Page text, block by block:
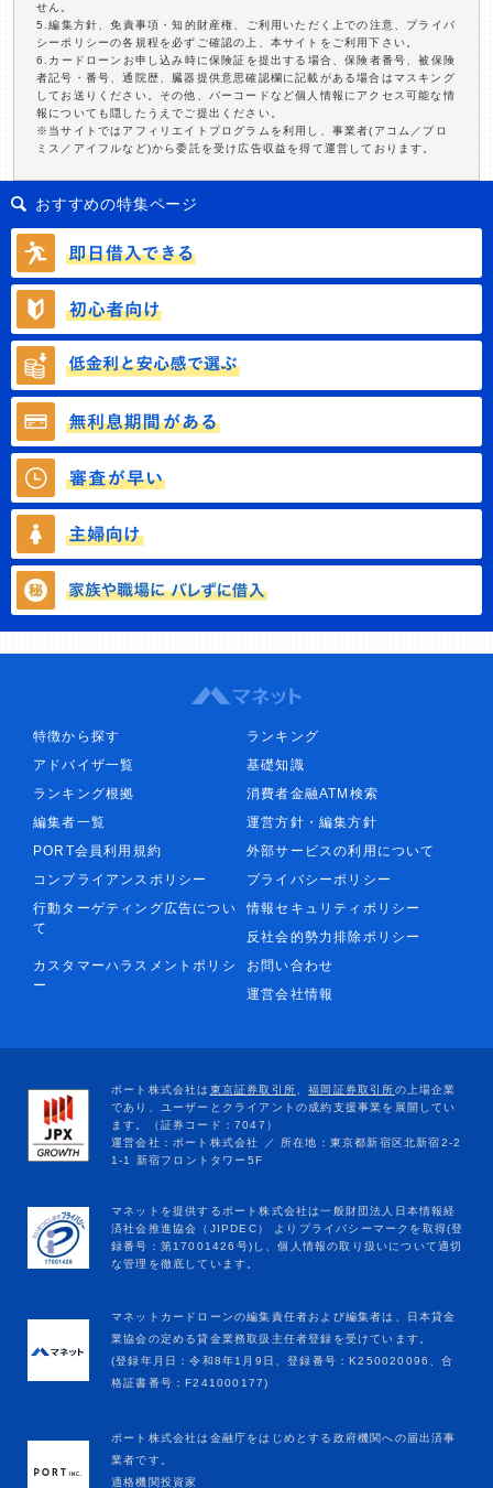
せん。
5.編集方針、免責事項・知的財産権、ご利用いただく上での注意、プライバ
シーポリシーの各規程を必ずご確認の上、本サイトをご利用下さい。
6.カードローンお申し込み時に保険証を提出する場合、保険者番号、被保険
者記号・番号、通院歴、臓器提供意思確認欄に記載がある場合はマスキング
してお送りください。その他、バーコードなど個人情報にアクセス可能な情
報についても隠したうえでご提出ください。
※当サイトではアフィリエイトプログラムを利用し、事業者(アコム／プロ
ミス／アイフルなど)から委託を受け広告収益を得て運営しております。
おすすめの特集ページ
特徴から探す
ランキング
アドバイザ一覧
基礎知識
ランキング根拠
消費者金融ATM検索
編集者一覧
運営方針・編集方針
PORT会員利用規約
外部サービスの利用について
コンプライアンスポリシー
プライバシーポリシー
行動ターゲティング広告につい
て
情報セキュリティポリシー
反社会的勢力排除ポリシー
カスタマーハラスメントポリシ
ー
お問い合わせ
運営会社情報
マネットカードローンの編集責任者および編集者は、日本貸金
業協会の定める貸金業務取扱主任者登録を受けています。
(登録年月日：令和8年1月9日、登録番号：K250020096、合
格証書番号：F241000177)
ポート株式会社は金融庁をはじめとする政府機関への届出済事
業者です。
適格機関投資家